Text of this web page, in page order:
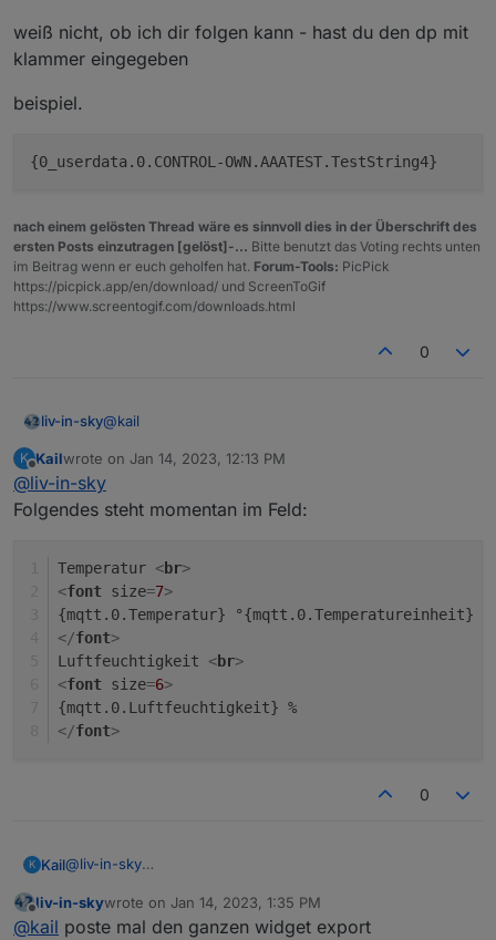
ändern. Wie kann ich in Java dieses Element ansprechen?
Versucht hatte ich es mit einem Datenpunkt in dem der
Inhalt für das Feld hinterlegt war,
hier wurde die Angabe als String übergeben und die
Bezüge zu den Matt-Datenpunkten wurde als Text
Stringübergabe mit Anführungszeichen)
weiß nicht, ob ich dir folgen kann - hast du den dp mit
klammer eingegeben
beispiel.
nach einem gelösten Thread wäre es sinnvoll dies in der Überschrift des
ersten Posts einzutragen [gelöst]-... Bitte benutzt das Voting rechts unten
im Beitrag wenn er euch geholfen hat. Forum-Tools: PicPick
https://picpick.app/en/download/ und ScreenToGif
https://www.screentogif.com/downloads.html
0
liv-in-sky@kail
weiß nicht, ob ich dir folgen kann - hast du den dp
mit klammer eingegeben
beispiel.
K
Offline
Kailwrote on Jan 14, 2023, 12:13 PM
last edited by
@liv-in-sky
Folgendes steht momentan im Feld:
Temperatur <br>
<font size=7>
{mqtt.0.Temperatur} °{mqtt.0.Temperatureinheit}
</font>
Luftfeuchtigkeit <br>
<font size=6>
{mqtt.0.Luftfeuchtigkeit} %
</font>
0
K Kail@liv-in-sky
Temperatur <br>
<font size=7>
Offline
liv-in-skywrote on Jan 14, 2023, 1:35 PM
last edited by
@kail poste mal den ganzen widget export